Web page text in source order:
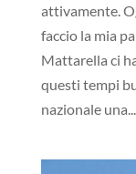
attivamente.
faccio la mia
Mattarella ci
questi tempi
nazionale una...